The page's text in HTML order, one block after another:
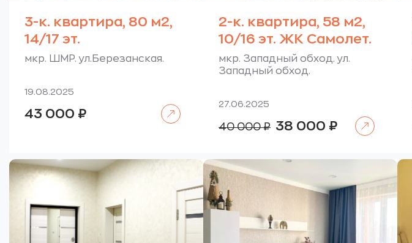
3-к. квартира, 80 м2,
14/17 эт.
мкр. ШМР. ул.Березанская.
19.08.2025
43 000 ₽
2-к. квартира, 58 м2,
10/16 эт. ЖК Самолет.
мкр. Западный обход. ул.
Западный обход.
27.06.2025
40 000₽
Первоначальная
цена
38 000 ₽Текущая
цена: